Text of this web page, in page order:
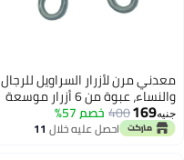
معدني مرن لأزرار السراويل للرجال
والنساء، عبوة من 6 أزرار موسعة
لجعل حزام الخصر والجيوب الجينز
قابلة للتعديل، مناسبة لأزرار
جنيه169
400 خصم 57%
احصل عليه خلال 11